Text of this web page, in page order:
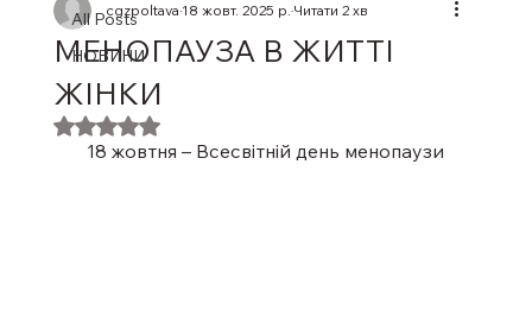
All Posts
НОВИНИ
МЕНОПАУЗА В ЖИТТІ
ЖІНКИ
cgzpoltava18 жовт. 2025 р.Читати 2 хв
Оцінка: NaN з 5 зірок.
18 жовтня – Всесвітній день менопаузи